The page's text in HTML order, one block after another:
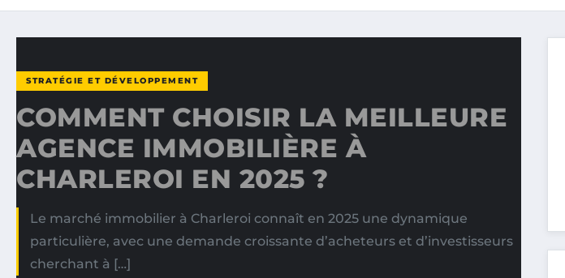
STRATÉGIE ET DÉVELOPPEMENT
COMMENT CHOISIR LA MEILLEURE
AGENCE IMMOBILIÈRE À
CHARLEROI EN 2025 ?
Le marché immobilier à Charleroi connaît en 2025 une dynamique
particulière, avec une demande croissante d’acheteurs et d’investisseurs
cherchant à […]